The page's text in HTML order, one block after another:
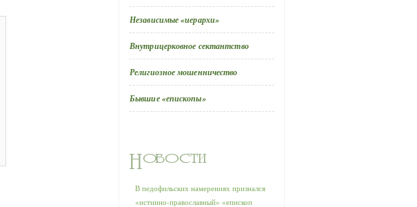
Независимые «иерархи»
Внутрицерковное сектантство
Религиозное мошенничество
Бывшие «епископы»
В педофильских намерениях признался
«истинно-православный» «епископ